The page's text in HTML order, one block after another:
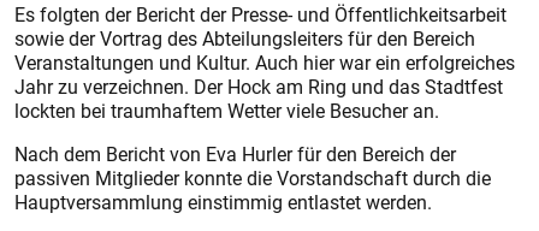
Es folgten der Bericht der Presse- und Öffentlichkeitsarbeit
sowie der Vortrag des Abteilungsleiters für den Bereich
Veranstaltungen und Kultur. Auch hier war ein erfolgreiches
Jahr zu verzeichnen. Der Hock am Ring und das Stadtfest
lockten bei traumhaftem Wetter viele Besucher an.
Nach dem Bericht von Eva Hurler für den Bereich der
passiven Mitglieder konnte die Vorstandschaft durch die
Hauptversammlung einstimmig entlastet werden.